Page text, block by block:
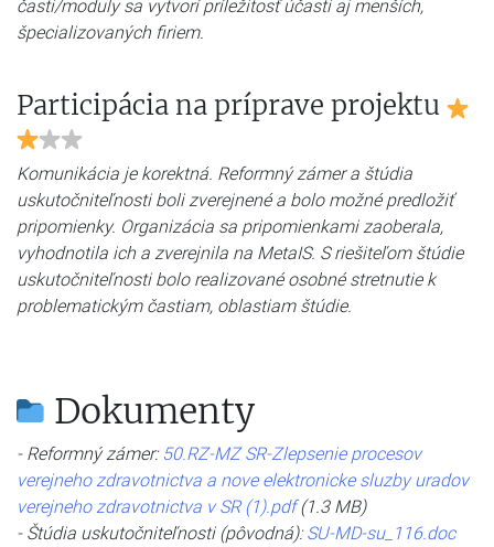
časti/moduly sa vytvorí príležitosť účasti aj menších,
špecializovaných firiem.
Participácia na príprave projektu
Komunikácia je korektná. Reformný zámer a štúdia
uskutočniteľnosti boli zverejnené a bolo možné predložiť
pripomienky. Organizácia sa pripomienkami zaoberala,
vyhodnotila ich a zverejnila na MetaIS. S riešiteľom štúdie
uskutočniteľnosti bolo realizované osobné stretnutie k
problematickým častiam, oblastiam štúdie.
Dokumenty
- Reformný zámer: 50.RZ-MZ SR-Zlepsenie procesov
verejneho zdravotnictva a nove elektronicke sluzby uradov
verejneho zdravotnictva v SR (1).pdf(1.3 MB)
- Štúdia uskutočniteľnosti (pôvodná):SU-MD-su_116.doc